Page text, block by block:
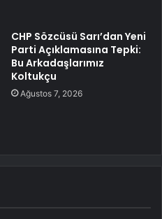
CHP Sözcüsü Sarı’dan Yeni
Parti Açıklamasına Tepki:
Bu Arkadaşlarımız
Koltukçu
Ağustos 7, 2026